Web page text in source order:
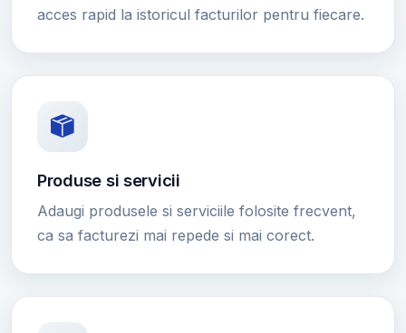
acces rapid la istoricul facturilor pentru fiecare.
Produse si servicii
Adaugi produsele si serviciile folosite frecvent,
ca sa facturezi mai repede si mai corect.